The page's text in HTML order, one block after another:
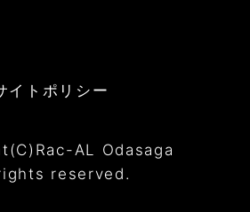
イトポリシー
AL Odasaga
reserved.